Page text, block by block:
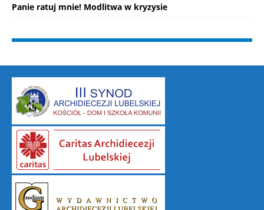
Panie ratuj mnie! Modlitwa w kryzysie